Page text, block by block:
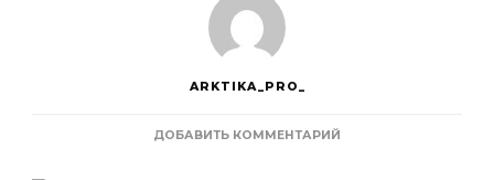
ARKTIKA_PRO_
ДОБАВИТЬ КОММЕНТАРИЙ